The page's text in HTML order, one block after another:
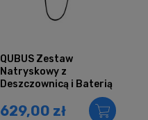
QUBUS Zestaw
Natryskowy z
Deszczownicą i Baterią
Czarną UNO (9060B +
9222-5B)
629,00 zł